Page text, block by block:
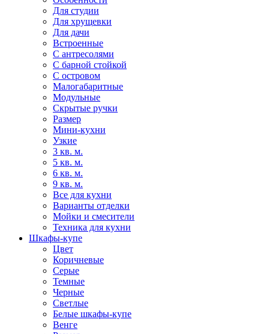
Для студии
Для хрущевки
Для дачи
Встроенные
С антресолями
С барной стойкой
С островом
Малогабаритные
Модульные
Скрытые ручки
Размер
Мини-кухни
Узкие
3 кв. м.
5 кв. м.
6 кв. м.
9 кв. м.
Все для кухни
Варианты отделки
Мойки и смесители
Техника для кухни
Шкафы-купе
Цвет
Коричневые
Серые
Темные
Черные
Светлые
Белые шкафы-купе
Венге